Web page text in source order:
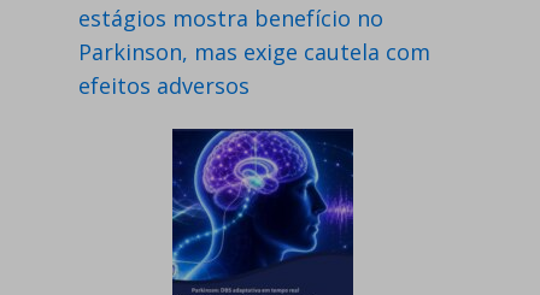
estágios mostra benefício no
Parkinson, mas exige cautela com
efeitos adversos